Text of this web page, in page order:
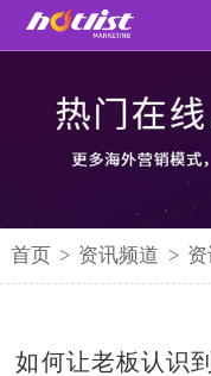
首页 > 资讯频道 >
如何让老板认识